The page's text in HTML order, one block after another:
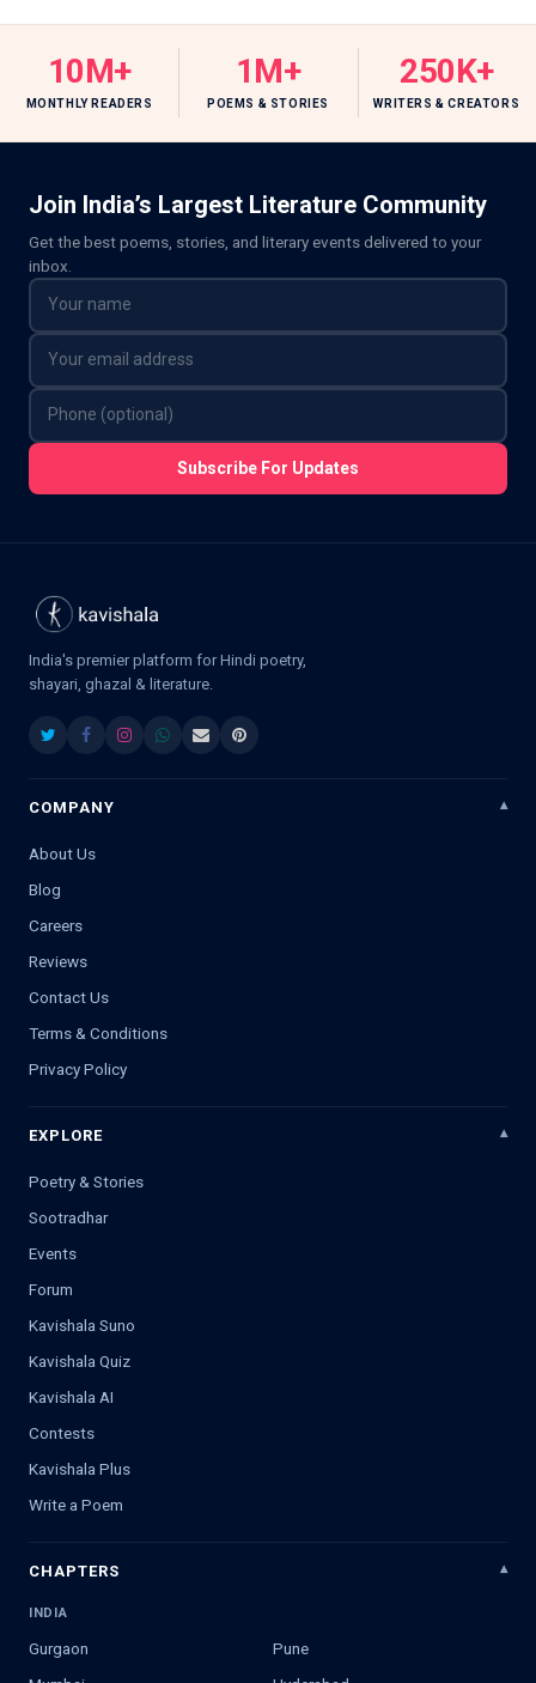
10M+
MONTHLY READERS
1M+
POEMS & STORIES
250K+
WRITERS & CREATORS
Join India’s Largest Literature Community
Get the best poems, stories, and literary events delivered to your
inbox.
Subscribe For Updates
India's premier platform for Hindi poetry,
shayari, ghazal & literature.
COMPANY
About Us
Blog
Careers
Reviews
Contact Us
Terms & Conditions
Privacy Policy
EXPLORE
Poetry & Stories
Sootradhar
Events
Forum
Kavishala Suno
Kavishala Quiz
Kavishala AI
Contests
Kavishala Plus
Write a Poem
CHAPTERS
INDIA
Gurgaon
Pune